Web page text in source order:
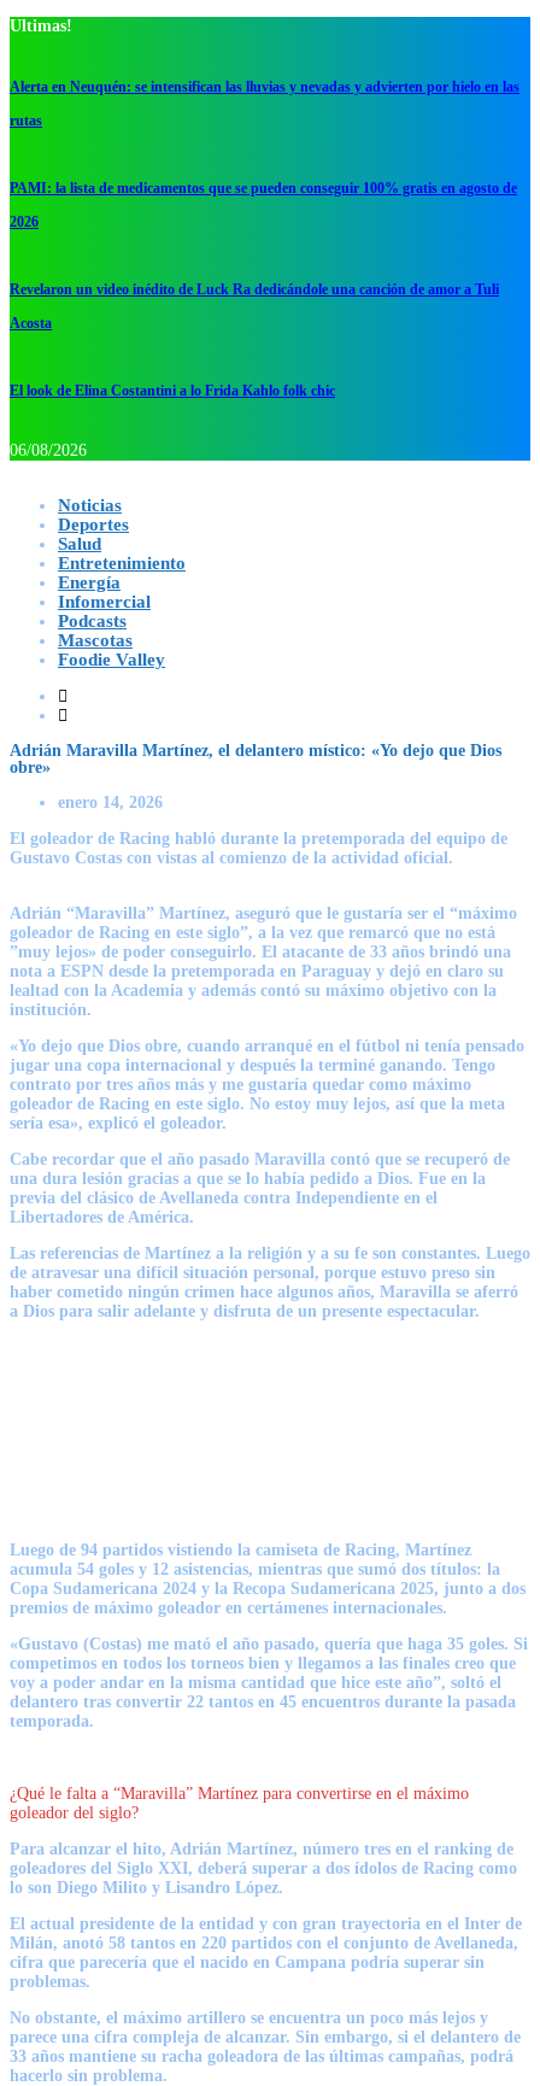
Ultimas!
Alerta en Neuquén: se intensifican las lluvias y nevadas y advierten por hielo en las
rutas
PAMI: la lista de medicamentos que se pueden conseguir 100% gratis en agosto de
2026
Revelaron un video inédito de Luck Ra dedicándole una canción de amor a Tuli
Acosta
El look de Elina Costantini a lo Frida Kahlo folk chic
06/08/2026
Noticias
Deportes
Salud
Entretenimiento
Energía
Infomercial
Podcasts
Mascotas
Foodie Valley
Adrián Maravilla Martínez, el delantero místico: «Yo dejo que Dios
obre»
enero 14, 2026
El goleador de Racing habló durante la pretemporada del equipo de
Gustavo Costas con vistas al comienzo de la actividad oficial.
Adrián “Maravilla” Martínez, aseguró que le gustaría ser el “máximo
goleador de Racing en este siglo”, a la vez que remarcó que no está
”muy lejos» de poder conseguirlo. El atacante de 33 años brindó una
nota a ESPN desde la pretemporada en Paraguay y dejó en claro su
lealtad con la Academia y además contó su máximo objetivo con la
institución.
«Yo dejo que Dios obre, cuando arranqué en el fútbol ni tenía pensado
jugar una copa internacional y después la terminé ganando. Tengo
contrato por tres años más y me gustaría quedar como máximo
goleador de Racing en este siglo. No estoy muy lejos, así que la meta
sería esa», explicó el goleador.
Cabe recordar que el año pasado Maravilla contó que se recuperó de
una dura lesión gracias a que se lo había pedido a Dios. Fue en la
previa del clásico de Avellaneda contra Independiente en el
Libertadores de América.
Las referencias de Martínez a la religión y a su fe son constantes. Luego
de atravesar una difícil situación personal, porque estuvo preso sin
haber cometido ningún crimen hace algunos años, Maravilla se aferró
a Dios para salir adelante y disfruta de un presente espectacular.
Luego de 94 partidos vistiendo la camiseta de Racing, Martínez
acumula 54 goles y 12 asistencias, mientras que sumó dos títulos: la
Copa Sudamericana 2024 y la Recopa Sudamericana 2025, junto a dos
premios de máximo goleador en certámenes internacionales.
«Gustavo (Costas) me mató el año pasado, quería que haga 35 goles. Si
competimos en todos los torneos bien y llegamos a las finales creo que
voy a poder andar en la misma cantidad que hice este año”, soltó el
delantero tras convertir 22 tantos en 45 encuentros durante la pasada
temporada.
¿Qué le falta a “Maravilla” Martínez para convertirse en el máximo
goleador del siglo?
Para alcanzar el hito, Adrián Martínez, número tres en el ranking de
goleadores del Siglo XXI, deberá superar a dos ídolos de Racing como
lo son Diego Milito y Lisandro López.
El actual presidente de la entidad y con gran trayectoria en el Inter de
Milán, anotó 58 tantos en 220 partidos con el conjunto de Avellaneda,
cifra que parecería que el nacido en Campana podría superar sin
problemas.
No obstante, el máximo artillero se encuentra un poco más lejos y
parece una cifra compleja de alcanzar. Sin embargo, si el delantero de
33 años mantiene su racha goleadora de las últimas campañas, podrá
hacerlo sin problema.